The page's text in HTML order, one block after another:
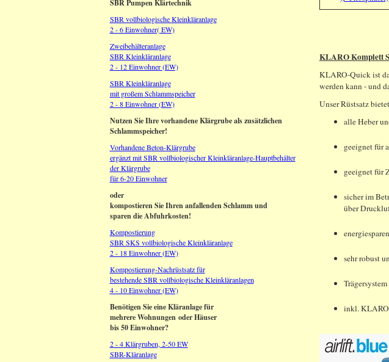
SBR Pumpen Klärtechnik
SBR vollbiologische Kleinkläranlage
2 - 6 Einwohner( EW)
Zweibehälteranlage
SBR Kleinkläranlage
2 - 12 Einwohner (EW)
SBR Kleinkläranlage
mit großem Schlammspeicher
2 - 8 Einwohner (EW)
Nutzen Sie Ihre vorhandene Klärgrube als zusätzlichen
Schlammspeicher!
Vorhandene Beton-Klärgrube
ergänzt mit SBR vollbiologischer Kleinkläranlage-Hauptbehälter
der Klärgrube
für 6-20 Einwohner
oder
kompostieren Sie Ihren anfallenden Schlamm und
sparen die Abfuhrkosten!
Kompostierung
SBR SKS vollbiologische Kleinkläranlage
2 - 18 Einwohner (EW)
Kompostierung-Nachrüstsatz für
bestehende SBR vollbiologische Kleinkläranlagen
4 - 10 Einwohner (EW)
Benötigen Sie eine Kläranlage für
mehrere Wohnungen oder Häuser
bis 50 Einwohner?
2 - 4 Klärgruben, 2-50 EW
SBR-Kläranlage
KLARO Komplett
KLARO-Quick ist
werden kann - und
Unser Rüstsatz
alle Heber
geeignet für
geeignet für
sicher im
über
sehr robust
inkl. KLARO